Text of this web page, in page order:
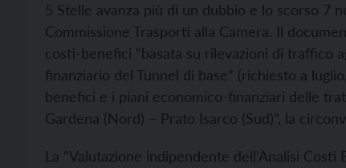
5 Stelle avanza più di un dubbio e lo scorso 7
Commissione Trasporti alla Camera. Il
costi-benefici “basata su rilevazioni di traffico
finanziario del Tunnel di base” (richiesto a
benefici e i piani economico-finanziari delle
Gardena (Nord) – Prato Isarco (Sud)”, la
La “Valutazione indipendente dell’Analisi